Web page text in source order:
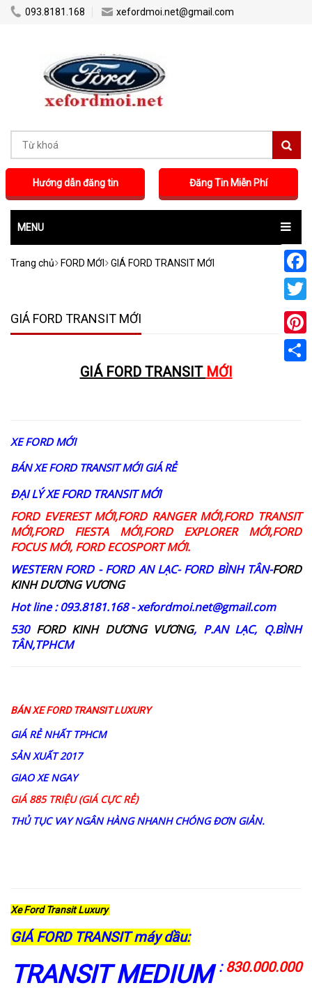
... 093.8181.168 xefordmoi.net@gmail.com
Đăng Tin Miễn Phí
Hướng dẫn đăng tin
MENU
Trang chủ FORD MỚI GIÁ FORD TRANSIT MỚI
GIÁ FORD TRANSIT MỚI
GIÁ FORD TRANSIT MỚI
XE FORD MỚI
BÁN XE FORD TRANSIT MỚI GIÁ RẺ
ĐẠI LÝ XE FORD TRANSIT MỚI
FORD EVEREST MỚI,FORD RANGER MỚI,FORD TRANSIT
MỚI,FORD FIESTA MỚI,FORD EXPLORER MỚI,FORD
FOCUS MỚI, FORD ECOSPORT MỚI.
WESTERN FORD - FORD AN LẠC- FORD BÌNH TÂN-FORD
KINH DƯƠNG VƯƠNG
Hot line : 093.8181.168 - xefordmoi.net@gmail.com
530 FORD KINH DƯƠNG VƯƠNG, P.AN LẠC, Q.BÌNH
TÂN,TPHCM
BÁN XE FORD TRANSIT LUXURY
GIÁ RẺ NHẤT TPHCM
SẢN XUẤT 2017
GIAO XE NGAY
GIÁ 885 TRIỆU (GIÁ CỰC RẺ)
THỦ TỤC VAY NGÂN HÀNG NHANH CHÓNG ĐƠN GIẢN.
Xe Ford Transit Luxury
GIÁ FORD TRANSIT máy dầu:
TRANSIT MEDIUM: 830.000.000